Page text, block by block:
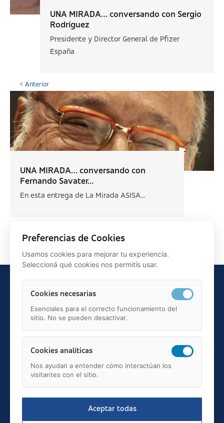
UNA MIRADA… conversando con Sergio
Rodríguez
Presidente y Director General de Pfizer
España
< Anterior
UNA MIRADA… conversando con
Fernando Savater...
En esta entrega de La Mirada ASISA...
Teléfono: 91 595 75 00
c/ Juan Ignacio Luca de Tena, 12, 28027, Madrid
Mail: administracion@fundacionasisa.org
Preferencias de Cookies
Usamos cookies para mejorar tu experiencia.
Seleccioná qué cookies nos permitís usar.
Cookies necesarias
Esenciales para el correcto funcionamiento del
sitio. No se pueden desactivar.
Cookies analíticas
Nos ayudan a entender cómo interactúan los
visitantes con el sitio.
Aceptar todas